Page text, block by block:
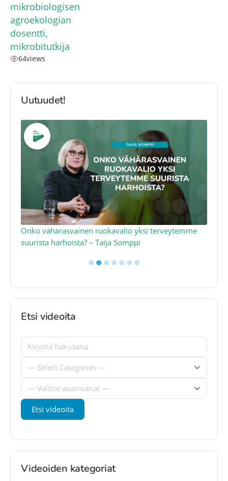
mikrobiologisen
agroekologian
dosentti,
mikrobitutkija
64views
Uutuudet!
Onko vähärasvainen ruokavalio yksi terveytemme
suurista harhoista? – Taija Somppi
●●●●●●●
Etsi videoita
Videoiden kategoriat